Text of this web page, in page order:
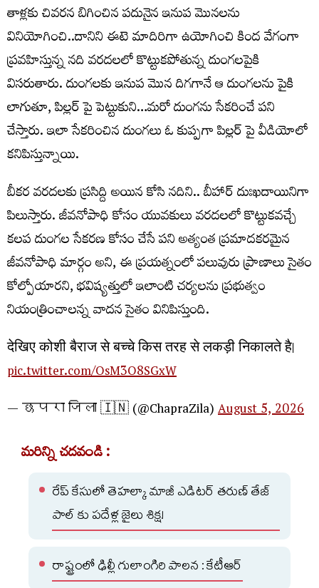
తాళ్లకు చివరన బిగించిన పదునైన ఇనుప మొనలను
వినియోగించి..దానిని ఈటె మాదిరిగా ఉయోగించి కింద వేగంగా
ప్రవహిస్తున్న నది వరదలలో కొట్టుకపోతున్న దుంగలపైకి
విసరుతారు. దుంగలకు ఇనుప మొన దిగగానే ఆ దుంగలను పైకి
లాగుతూ, పిల్లర్ పై పెట్టుకుని…మరో దుంగను సేకరించే పని
చేస్తారు. ఇలా సేకరించిన దుంగలు ఓ కుప్పగా పిల్లర్ పై వీడియోలో
కనిపిస్తున్నాయి.
బీకర వరదలకు ప్రసిద్ది అయిన కోసి నదిని.. బీహార్ దుఃఖదాయినిగా
పిలుస్తారు. జీవనోపాధి కోసం యువకులు వరదలలో కొట్టుకవచ్చే
కలప దుంగల సేకరణ కోసం చేసే పని అత్యంత ప్రమాదకరమైన
జీవనోపాధి మార్గం అని, ఈ ప్రయత్నంలో పలువురు ప్రాణాలు సైతం
కోల్పోయారని, భవిష్యత్తులో ఇలాంటి చర్యలను ప్రభుత్వం
నియంత్రించాలన్న వాదన సైతం వినిపిస్తుంది.
देखिए कोशी बैराज से बच्चे किस तरह से लकड़ी निकालते है।
pic.twitter.com/OsM3O8SGxW
— छपरा जिला 🇮🇳 (@ChapraZila)August 5, 2026
మరిన్ని చదవండి :
రేప్ కేసులో తెహల్కా మాజీ ఎడిటర్ తరుణ్ తేజ్
పాల్ కు పదేళ్ల జైలు శిక్ష!
రాష్ట్రంలో ఢిల్లీ గులాంగిరి పాలన : కేటీఆర్